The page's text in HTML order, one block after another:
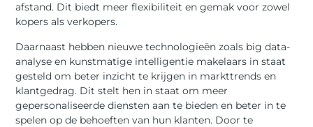
afstand. Dit biedt meer flexibiliteit en gemak voor zowel
kopers als verkopers.
Daarnaast hebben nieuwe technologieën zoals big data-
analyse en kunstmatige intelligentie makelaars in staat
gesteld om beter inzicht te krijgen in markttrends en
klantgedrag. Dit stelt hen in staat om meer
gepersonaliseerde diensten aan te bieden en beter in te
spelen op de behoeften van hun klanten. Door te